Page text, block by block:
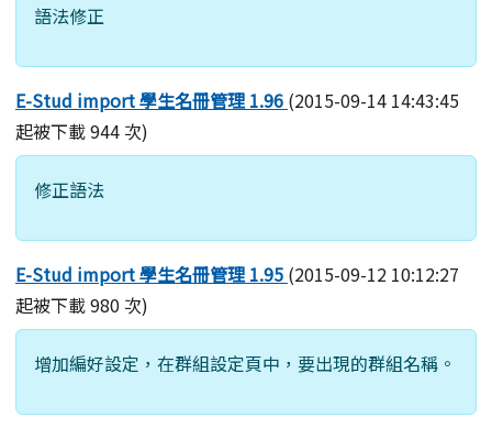
語法修正
E-Stud import 學生名冊管理 1.96 (2015-09-14 14:43:45
起被下載 944 次)
修正語法
E-Stud import 學生名冊管理 1.95 (2015-09-12 10:12:27
起被下載 980 次)
增加編好設定，在群組設定頁中，要出現的群組名稱。